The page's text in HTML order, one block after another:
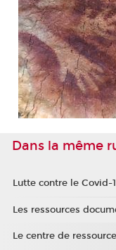
Dans la même
Lutte contre le Covid-
Les ressources
Le centre de